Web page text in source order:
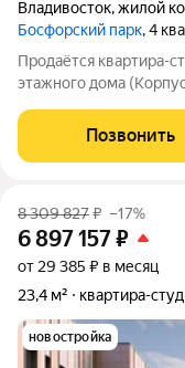
Владивосток,жилой
Босфорский парк, 4
Продаётся квартира-
этажного дома
функциональная
«Босфорский парк»
Позвонить
8 309 827₽ –17%
6 897 157₽
от 29 385 ₽ в месяц
23,4 м²
квартира-
новостройка